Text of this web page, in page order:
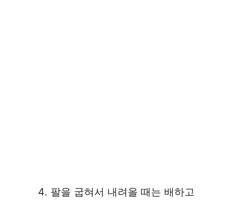
팔을 굽혀서 내려올 때는 배하고